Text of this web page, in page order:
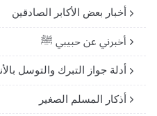
أخبار بعض الأكابر الصادقين
أخبرني عن حبيبي ﷺ
أدلة جواز التبرك والتوسل
أذكار المسلم الصغير